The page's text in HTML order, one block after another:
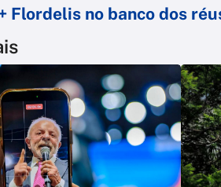
Flordelis no banco dos